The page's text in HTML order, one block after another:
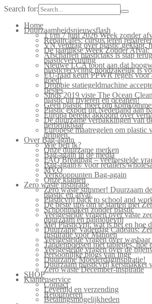
Search for:
Home
Duurzaamheidsnieuwsflash
1 t/m 7 juni 2026 Week zonder
Repaircafés: cursus leren
VN verdrag over plastic geklapt,
De jaarlijkse Week Zonder Afval:
Afschaffen plastictaks is stap
plasticvervuiling
Nieuwe LCA toont aan dat
plasticrecycling noodzakelijk is
EU-raad keurt PPWR regels
goed!
Droppie statiegeldmachine
flesjes
Sinds 2019 viste The Ocean
plastic uit rivieren en oceanen!
Geen plastic meer om
Plastic export uit Nederland aan
Europa bereikt akkoord over
De duurzame verpakkingen van
herbruikbaar
Europese maatregelen om plastic
dringen.
Over Bag-again
Wie ben ik?
Onze duurzame merken
Bag-again in de media
FAQ Breadbag – veelgestelde
Bag-again® voor retailers/
MVO
Verkooppunten Bag-again
Onze klanten
Zero waste inspiratie
Zero waste summer! Duurzaam
plastic en afval.
Plasticvrij back to school and
De beste tips om te starten met
Schoonmaken zonder plastic
Veelgestelde vragen over vaste
duurzaam en palmolievrij
Mei Plasticvrij: wat is het en hoe
Duurzame Vaderdag Cadeaus:
Inspiratie voor Mannen
Veelgestelde vragen over
Tandenpoetsen met tabletjes, hoe
Veelgestelde vragen over de
Persoonlijke blogs van Inge
Duurzame Moederdaginspiratie!
Duurzaam plasticvrij kerstpakket
Zero waste December-inspiratie
SHOP
Klantenservice
Contact
Levertijd en verzending
Retourneren
Betalingsmogelijkheden